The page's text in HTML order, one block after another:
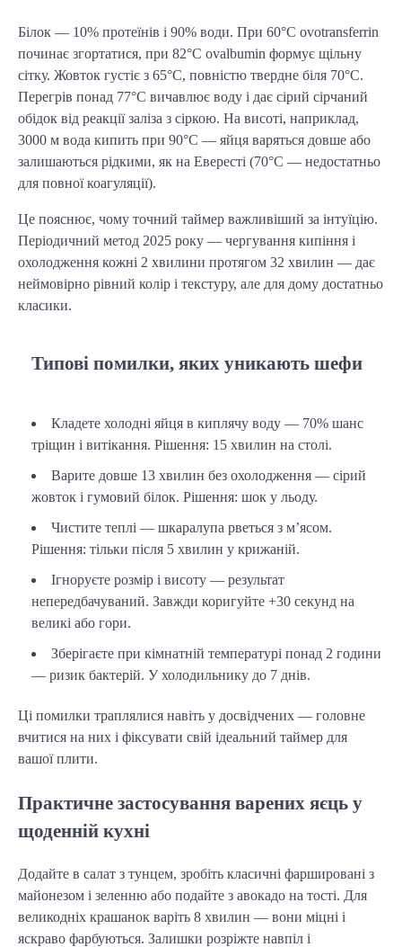
Білок — 10% протеїнів і 90% води. При 60°C ovotransferrin
починає згортатися, при 82°C ovalbumin формує щільну
сітку. Жовток густіє з 65°C, повністю твердне біля 70°C.
Перегрів понад 77°C вичавлює воду і дає сірий сірчаний
обідок від реакції заліза з сіркою. На висоті, наприклад,
3000 м вода кипить при 90°C — яйця варяться довше або
залишаються рідкими, як на Евересті (70°C — недостатньо
для повної коагуляції).
Це пояснює, чому точний таймер важливіший за інтуїцію.
Періодичний метод 2025 року — чергування кипіння і
охолодження кожні 2 хвилини протягом 32 хвилин — дає
неймовірно рівний колір і текстуру, але для дому достатньо
класики.
Типові помилки, яких уникають шефи
Кладете холодні яйця в киплячу воду — 70% шанс
тріщин і витікання. Рішення: 15 хвилин на столі.
Варите довше 13 хвилин без охолодження — сірий
жовток і гумовий білок. Рішення: шок у льоду.
Чистите теплі — шкаралупа рветься з м’ясом.
Рішення: тільки після 5 хвилин у крижаній.
Ігноруєте розмір і висоту — результат
непередбачуваний. Завжди коригуйте +30 секунд на
великі або гори.
Зберігаєте при кімнатній температурі понад 2 години
— ризик бактерій. У холодильнику до 7 днів.
Ці помилки траплялися навіть у досвідчених — головне
вчитися на них і фіксувати свій ідеальний таймер для
вашої плити.
Практичне застосування варених яєць у
щоденній кухні
Додайте в салат з тунцем, зробіть класичні фаршировані з
майонезом і зеленню або подайте з авокадо на тості. Для
великодніх крашанок варіть 8 хвилин — вони міцні і
яскраво фарбуються. Залишки розріжте навпіл і